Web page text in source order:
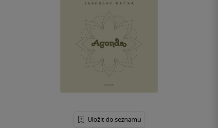
Uložit do seznamu